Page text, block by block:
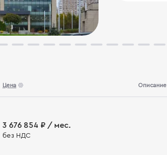
Цена Описание
3 676 854 ₽ / мес.
без НДС